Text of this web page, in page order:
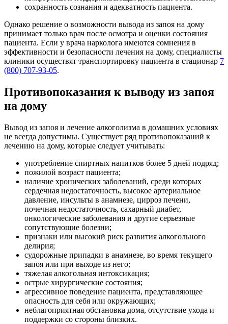
сохранность сознания и адекватность пациента.
Однако решение о возможности вывода из запоя на дому
принимает только врач после осмотра и оценки состояния
пациента. Если у врача нарколога имеются сомнения в
эффективности и безопасности лечения на дому, специалисты
клиники осуществят транспортировку пациента в стационар 7
(800) 707-93-05.
Противопоказания к выводу из запоя
на дому
Вывод из запоя и лечение алкоголизма в домашних условиях
не всегда допустимы. Существует ряд противопоказаний к
лечению на дому, которые следует учитывать:
употребление спиртных напитков более 5 дней подряд;
пожилой возраст пациента;
наличие хронических заболеваний, среди которых
сердечная недостаточность, высокое артериальное
давление, инсульты в анамнезе, цирроз печени,
почечная недостаточность, сахарный диабет,
онкологические заболевания и другие серьезные
сопутствующие болезни;
признаки или высокий риск развития алкогольного
делирия;
судорожные припадки в анамнезе, во время текущего
запоя или при выходе из него;
тяжелая алкогольная интоксикация;
острые хирургические состояния;
агрессивное поведение пациента, представляющее
опасность для себя или окружающих;
неблагоприятная обстановка дома, отсутствие ухода и
поддержки со стороны близких.